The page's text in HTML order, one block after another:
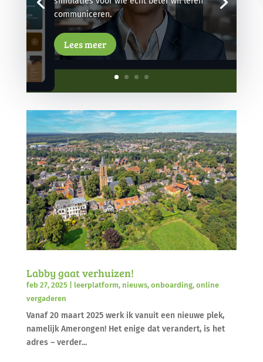
communiceren.
Lees meer
Labby gaat verhuizen!
feb 27, 2025| leerplatform, nieuws, onboarding, online
vergaderen
Vanaf 20 maart 2025 werk ik vanuit een nieuwe plek,
namelijk Amerongen! Het enige dat verandert, is het
adres – verder...